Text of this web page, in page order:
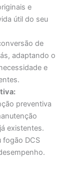
e
útil do seu
de
adaptando o
e
preventiva
existentes.
fogão DCS